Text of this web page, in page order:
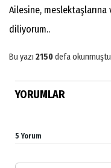
Ailesine, meslektaşlarına
diliyorum..
Bu yazı 2150defa
YORUMLAR
5 Yorum